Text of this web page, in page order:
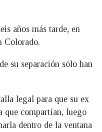
años más tarde, en
Colorado.
su separación sólo han
legal para que su ex
que compartían, luego
dentro de la ventana